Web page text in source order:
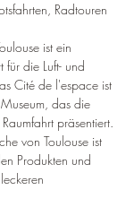
Radtouren
ist ein
für die Luft- und
Cité de l'espace ist
das die
präsentiert.
von Toulouse ist
Produkten und